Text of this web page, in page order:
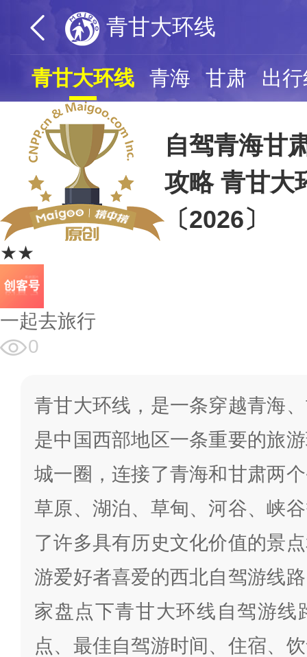
青甘大环线
青甘大环线 青海 甘肃 出
★★
自驾青海甘
攻略 青甘大
〔2026〕
一起去旅行
0
青甘大环线，是一条穿越青海
是中国西部地区一条重要的旅
城一圈，连接了青海和甘肃两
草原、湖泊、草甸、河谷、峡
了许多具有历史文化价值的景
游爱好者喜爱的西北自驾游线
家盘点下青甘大环线自驾游线
点、最佳自驾游时间、住宿、